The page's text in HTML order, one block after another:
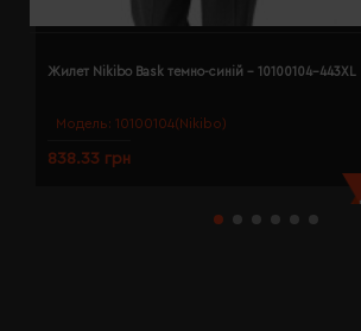
Модель: 10100104(Nikibo)
Жилет Nikibo Bask темно-синій - 10100104-443XL
838.33 грн